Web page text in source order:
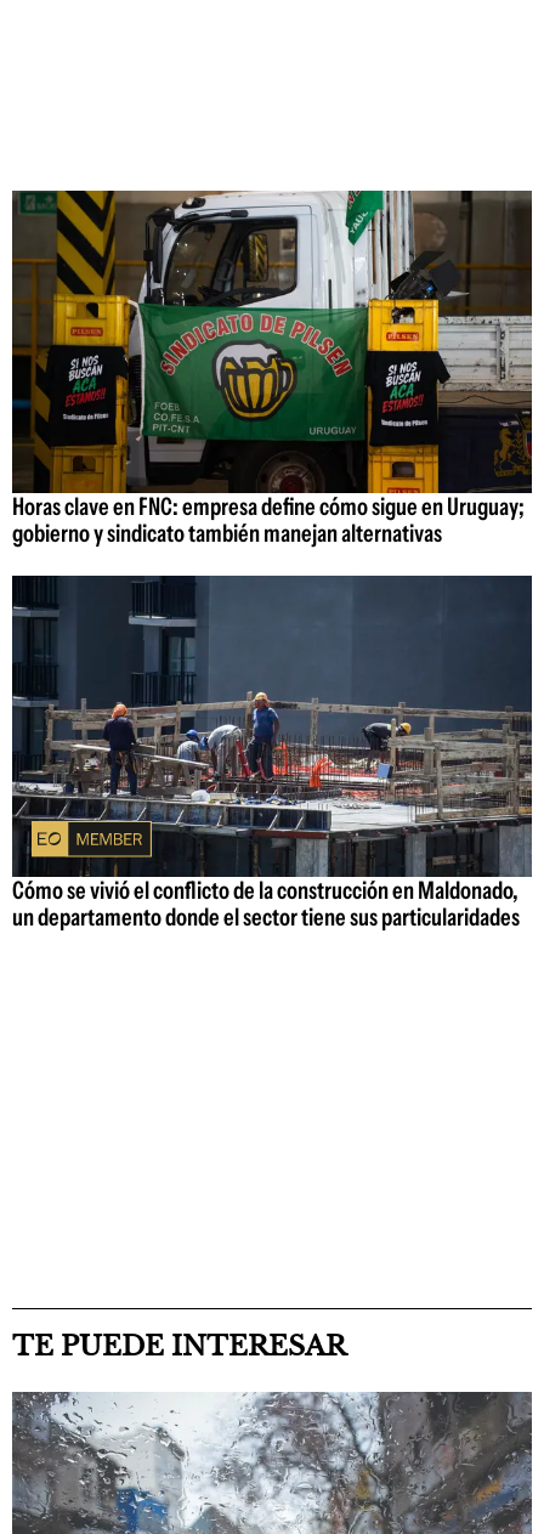
Horas clave en FNC: empresa define cómo sigue en Uruguay;
gobierno y sindicato también manejan alternativas
Cómo se vivió el conflicto de la construcción en Maldonado,
un departamento donde el sector tiene sus particularidades
TE PUEDE INTERESAR